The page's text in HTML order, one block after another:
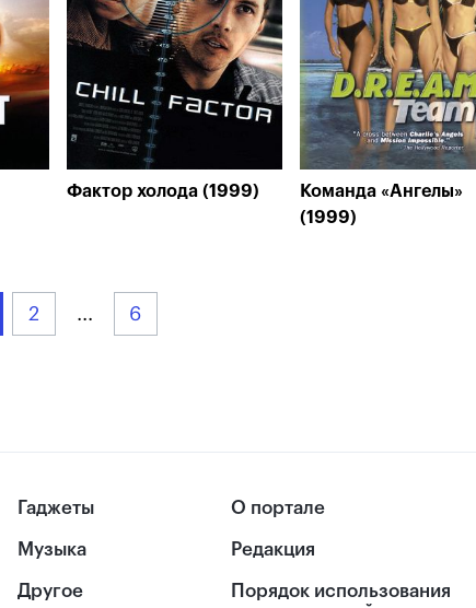
Фактор холода (1999)
Команда «Ангелы»
(1999)
2 ... 6
Гаджеты
Музыка
Другое
О портале
Редакция
Порядок использования